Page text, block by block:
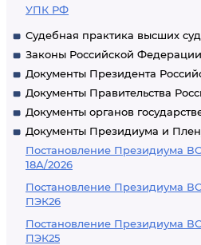
УПК РФ
Судебная практика высших
Законы Российской Федерации
Документы Президента
Документы Правительства
Документы органов
Документы Президиума и
Постановление Президиума
18А/2026
Постановление Президиума
ПЭК26
Постановление Президиума
ПЭК25